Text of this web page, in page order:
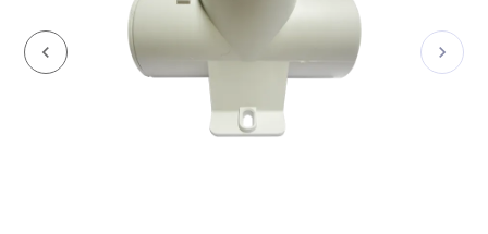
chevron_left chevron_right